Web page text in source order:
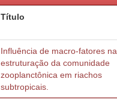
Título
Influência de macro-fatores na
estruturação da comunidade
zooplanctônica em riachos
subtropicais.